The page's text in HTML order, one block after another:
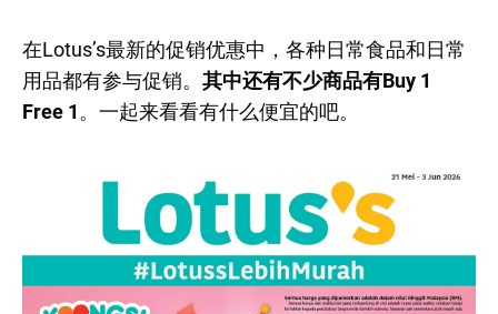
在Lotus’s最新的促销优惠中，各种日常食品和日常
用品都有参与促销。 其中还有不少商品有Buy 1
Free 1 。一起来看看有什么便宜的吧。